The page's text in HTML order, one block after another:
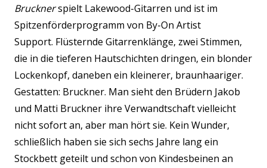
Brucknerspielt Lakewood-Gitarren und ist im
Spitzenförderprogramm von By-On Artist
Support. Flüsternde Gitarrenklänge, zwei Stimmen,
die in die tieferen Hautschichten dringen, ein blonder
Lockenkopf, daneben ein kleinerer, braunhaariger.
Gestatten: Bruckner. Man sieht den Brüdern Jakob
und Matti Bruckner ihre Verwandtschaft vielleicht
nicht sofort an, aber man hört sie. Kein Wunder,
schließlich haben sie sich sechs Jahre lang ein
Stockbett geteilt und schon von Kindesbeinen an